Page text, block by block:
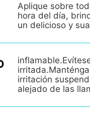
Aplique sobre
hora del día,
un delicioso y
irritación
alejado de las